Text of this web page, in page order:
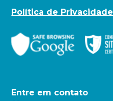
Política de Privacidade
Entre em contato